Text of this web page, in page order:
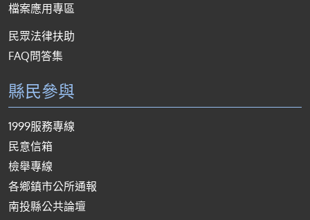
檔案應用專區
民眾法律扶助
FAQ問答集
縣民參與
1999服務專線
民意信箱
檢舉專線
各鄉鎮市公所通報
南投縣公共論壇